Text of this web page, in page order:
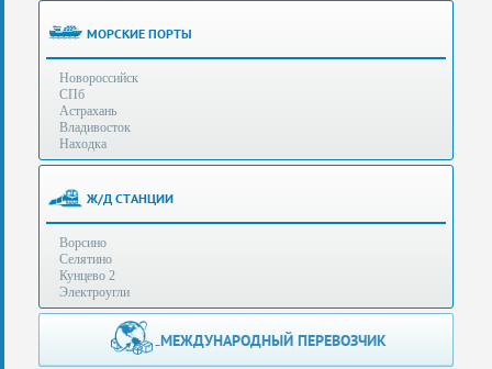
Полезная
информация
Стоимость
услуг
Контакты
Заказать
звонок
Сделать
запрос
Многоканальный
Дополнительные
МОРСКИЕ ПОРТЫ
Новороссийск
СПб
Астрахань
Владивосток
Находка
Ж/Д СТАНЦИИ
Ворсино
Селятино
Кунцево 2
Электроугли
МЕЖДУНАРОДНЫЙ ПЕРЕВОЗЧИК